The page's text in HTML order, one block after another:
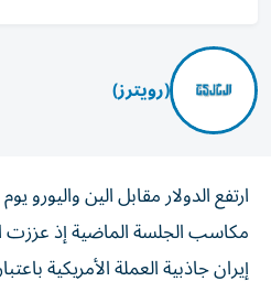
(رويترز)
ارتفع الدولار مقابل الين واليورو
مكاسب الجلسة الماضية إذ عززت
إيران جاذبية العملة الأمريكية